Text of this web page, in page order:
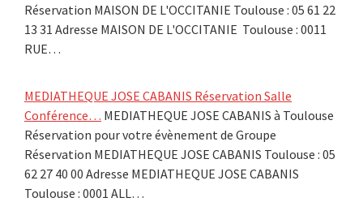
Réservation MAISON DE L'OCCITANIE Toulouse : 05 61 22
13 31 Adresse MAISON DE L'OCCITANIE Toulouse : 0011
RUE…
MEDIATHEQUE JOSE CABANIS Réservation Salle
Conférence… MEDIATHEQUE JOSE CABANIS à Toulouse
Réservation pour votre évènement de Groupe
Réservation MEDIATHEQUE JOSE CABANIS Toulouse : 05
62 27 40 00 Adresse MEDIATHEQUE JOSE CABANIS
Toulouse : 0001 ALL…